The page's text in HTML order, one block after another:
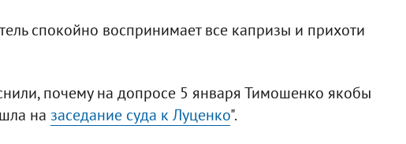
спокойно воспринимает все капризы и прихоти
почему на допросе 5 января Тимошенко якобы
на заседание суда к Луценко".